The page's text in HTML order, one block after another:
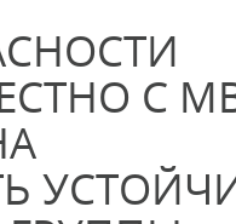
С